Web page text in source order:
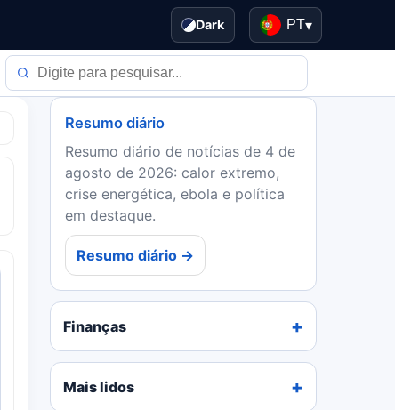
Dark PT▾
Resumo diário
Resumo diário de notícias de 4 de
agosto de 2026: calor extremo,
crise energética, ebola e política
em destaque.
Resumo diário →
Finanças
Mais lidos